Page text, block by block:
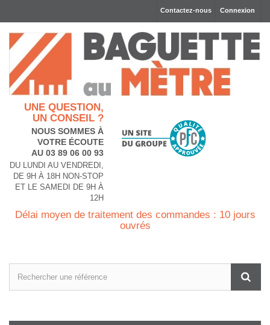
Connexion
Contactez-nous
UNE QUESTION,
UN CONSEIL ?
NOUS SOMMES À
VOTRE ÉCOUTE
AU 03 89 06 00 93
DU LUNDI AU VENDREDI,
DE 9H À 18H NON-STOP
ET LE SAMEDI DE 9H À
12H
Délai moyen de traitement des commandes : 10 jours
ouvrés